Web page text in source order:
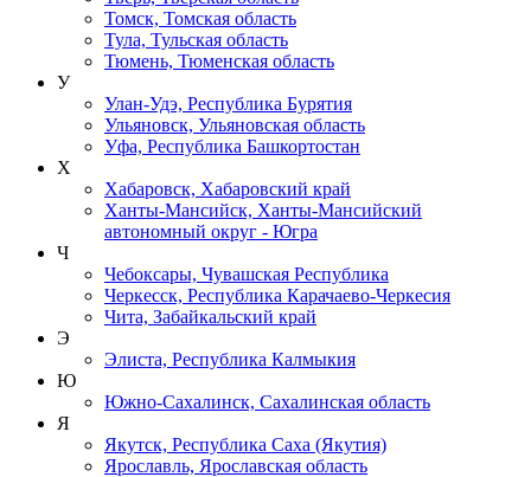
Томск, Томская область
Тула, Тульская область
Тюмень, Тюменская область
У
Улан-Удэ, Республика Бурятия
Ульяновск, Ульяновская область
Уфа, Республика Башкортостан
Х
Хабаровск, Хабаровский край
Ханты-Мансийск, Ханты-Мансийский
автономный округ - Югра
Ч
Чебоксары, Чувашская Республика
Черкесск, Республика Карачаево-Черкесия
Чита, Забайкальский край
Э
Элиста, Республика Калмыкия
Ю
Южно-Сахалинск, Сахалинская область
Я
Якутск, Республика Саха (Якутия)
Ярославль, Ярославская область